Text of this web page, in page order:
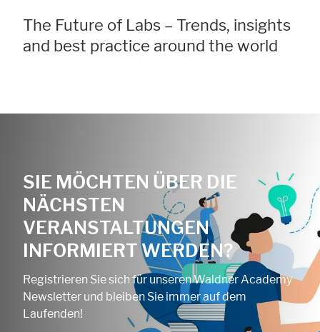
The Future of Labs – Trends, insights
and best practice around the world
SIE MÖCHTEN ÜBER DIE
NÄCHSTEN
VERANSTALTUNGEN
INFORMIERT WERDEN?
Registrieren Sie sich für unseren Waldner Academy
Newsletter und bleiben Sie immer auf dem
Laufenden!